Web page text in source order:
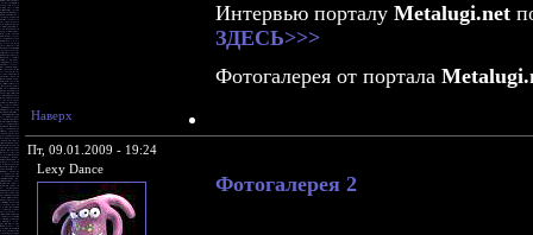
Интервью порталу Metalugi.net
ЗДЕСЬ>>>
Фотогалерея от портала
Наверх
Пт, 09.01.2009 - 19:24
Lexy Dance
Фотогалерея 2